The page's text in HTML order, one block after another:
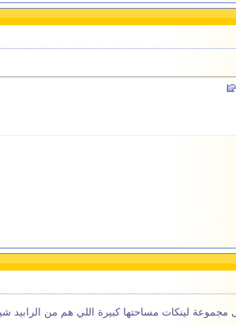
مجموعة لينكات مساحتها كبيرة اللي هم من